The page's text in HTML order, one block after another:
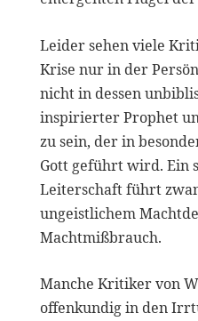
Leider sehen viele
Krise nur in der
nicht in dessen
inspirierter Prophet
zu sein, der in
Gott geführt wird. Ein
Leiterschaft führt
ungeistlichem
Machtmißbrauch.
Manche Kritiker von
offenkundig in den